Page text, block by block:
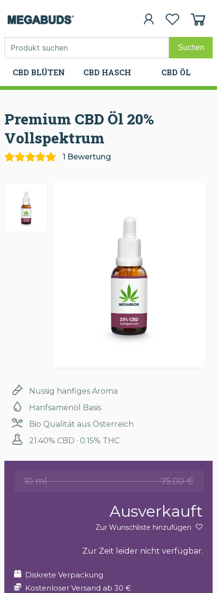
CBD BLÜTEN CBD HASCH CBD ÖL
CBD BLÜTEN CBD HASCH CBD ÖL
Premium CBD Öl 20%
Vollspektrum
1 Bewertung
Nussig hanfiges Aroma
Hanfsamenöl Basis
Bio Qualität aus Österreich
21.40% CBD · 0.15% THC
10 ml 75.00 €
Ausverkauft
Zur Wunschliste hinzufügen
Zur Zeit leider nicht verfügbar.
Diskrete Verpackung
Kostenloser Versand ab 30 €